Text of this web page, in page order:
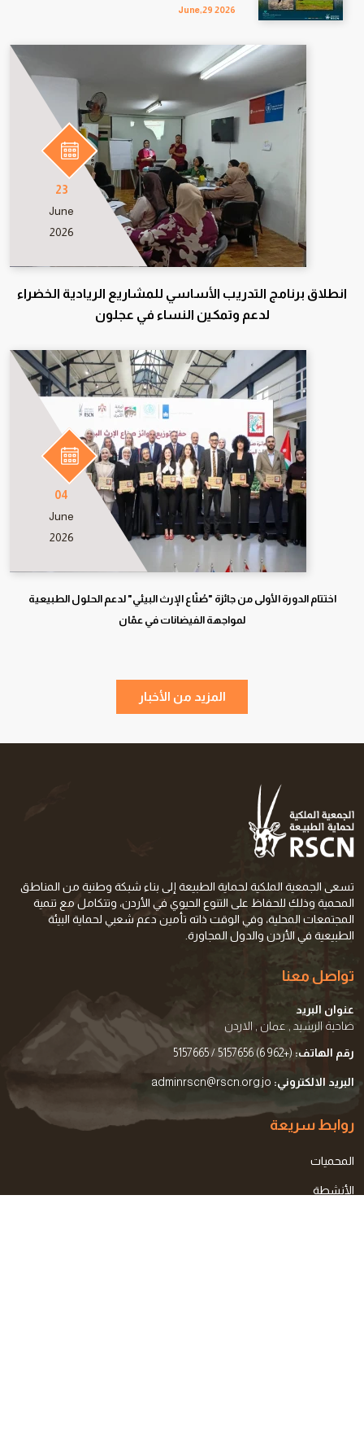
سنوات
June,29 2026
23
June
2026
انطلاق برنامج التدريب الأساسي للمشاريع الريادية الخضراء
لدعم وتمكين النساء في عجلون
04
June
2026
اختتام الدورة الأولى من جائزة "صُنّاع الإرث البيئي" لدعم الحلول الطبيعية
لمواجهة الفيضانات في عمّان
المزيد من الأخبار
تسعى الجمعية الملكية لحماية الطبيعة إلى بناء شبكة وطنية من المناطق
المحمية وذلك للحفاظ على التنوع الحيوي في الأردن، وتتكامل مع تنمية
المجتمعات المحلية، وفي الوقت ذاته تأمين دعم شعبي لحماية البيئة
الطبيعية في الأردن والدول المجاورة.
تواصل معنا
عنوان البريد
ضاحية الرشيد , عمان , الاردن
رقم الهاتف: (+962 6) 5157656 / 5157665
البريد الالكتروني: adminrscn@rscn.org.jo
روابط سريعة
المحميات
الأنشطة